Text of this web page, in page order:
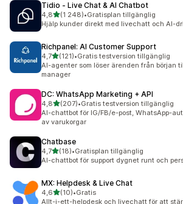
Tidio ‑ Live Chat & AI Chatbot
4,8av 5 stjärnor
(1 248)
1248 recensioner totalt
•Gratisplan tillgänglig
Hjälp kunder direkt med livechatt och AI-
Richpanel: AI Customer Support
4,7av 5 stjärnor
(121)
121 recensioner totalt
•Gratis testversion tillgänglig
AI-agenter som löser ärenden från början
manager
DC: WhatsApp Marketing + API
4,8av 5 stjärnor
(207)
207 recensioner totalt
•Gratis testversion tillgänglig
AI-chattbot för IG/FB/e-post, WhatsApp-
av varukorgar
Chatbase
4,7av 5 stjärnor
(18)
18 recensioner totalt
•Gratisplan tillgänglig
AI-chattbot för support dygnet runt och
MX: Helpdesk & Live Chat
4,6av 5 stjärnor
(10)
10 recensioner totalt
•Gratis
Allt-i-ett-helpdesk och livechatt för att